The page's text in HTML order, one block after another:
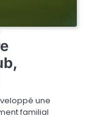
une
familial